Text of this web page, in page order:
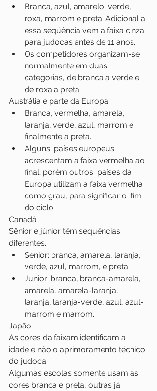
Branca, azul, amarelo, verde,
roxa, marrom e preta. Adicional a
essa seqüência vem a faixa cinza
para judocas antes de 11 anos.
Os competidores organizam-se
normalmente em duas
categorias, de branca a verde e
de roxa a preta.
Austrália e parte da Europa
Branca, vermelha, amarela,
laranja, verde, azul, marrom e
finalmente a preta.
Alguns  países europeus
acrescentam a faixa vermelha ao
final; porém outros  países da
Europa utilizam a faixa vermelha
como grau, para significar o  fim
do ciclo.
Canadá
Sênior e júnior têm sequências
diferentes.
Senior: branca, amarela, laranja,
verde, azul, marrom, e preta.
Junior: branca, branca-amarela,
amarela, amarela-laranja,
laranja, laranja-verde, azul, azul-
marrom e marrom.
Japão
As cores da faixam identificam a
idade e não o aprimoramento técnico
do judoca.
Algumas escolas somente usam as
cores branca e preta, outras já